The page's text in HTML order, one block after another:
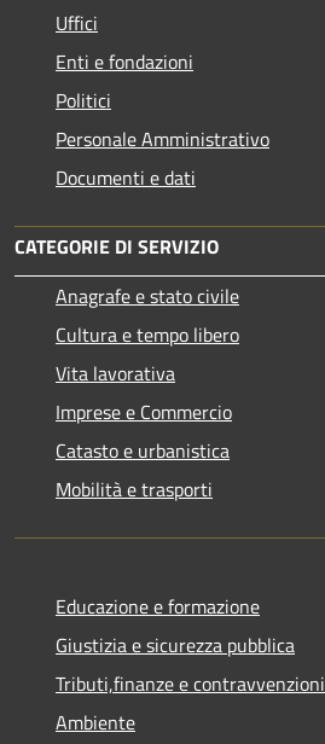
Uffici
Enti e fondazioni
Politici
Personale Amministrativo
Documenti e dati
CATEGORIE DI SERVIZIO
Anagrafe e stato civile
Cultura e tempo libero
Vita lavorativa
Imprese e Commercio
Catasto e urbanistica
Mobilità e trasporti
Educazione e formazione
Giustizia e sicurezza pubblica
Tributi,finanze e contravvenzioni
Ambiente